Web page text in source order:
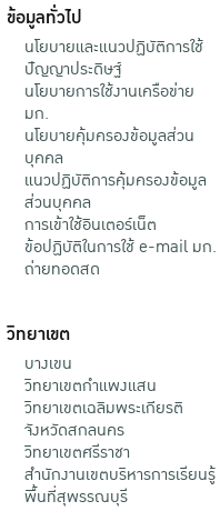
ข้อมูลทั่วไป
นโยบายและแนวปฏิบัติการใช้
ปัญญาประดิษฐ์
นโยบายการใช้งานเครือข่าย
มก.
นโยบายคุ้มครองข้อมูลส่วน
บุคคล
แนวปฏิบัติการคุ้มครองข้อมูล
ส่วนบุคคล
การเข้าใช้อินเตอร์เน็ต
ข้อปฏิบัติในการใช้ e-mail มก.
ถ่ายทอดสด
วิทยาเขต
บางเขน
วิทยาเขตกําแพงแสน
วิทยาเขตเฉลิมพระเกียรติ
จังหวัดสกลนคร
วิทยาเขตศรีราชา
สำนักงานเขตบริหารการเรียนรู้
พื้นที่สุพรรณบุรี